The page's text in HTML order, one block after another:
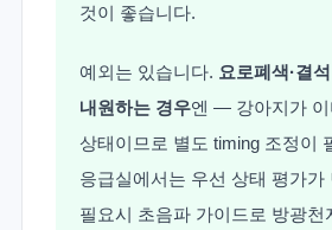
것이 좋습니다.
예외는 있습니다. 요로폐색·결
내원하는 경우엔 — 강아지가 이
상태이므로 별도 timing 조정이
응급실에서는 우선 상태 평가가
필요시 초음파 가이드로 방광천